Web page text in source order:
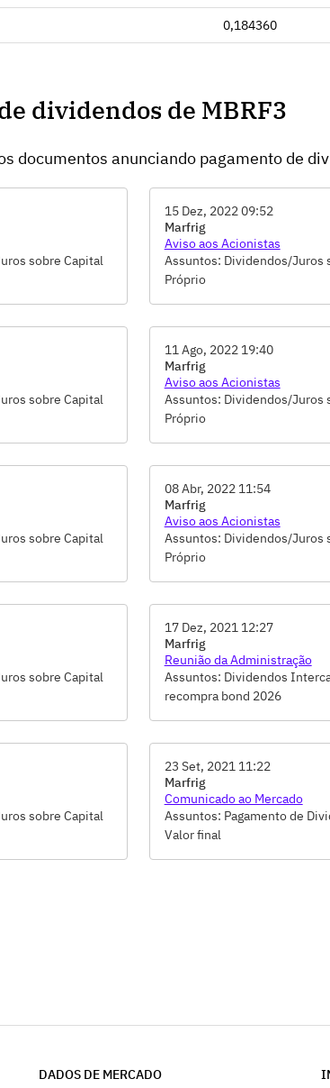
0,184360
dividendos de MBRF3
documentos anunciando pagamento de
sobre Capital
15 Dez, 2022 09:52
Marfrig
Aviso aos Acionistas
Assuntos: Dividendos/Juros
Próprio
sobre Capital
11 Ago, 2022 19:40
Marfrig
Aviso aos Acionistas
Assuntos: Dividendos/Juros
Próprio
sobre Capital
08 Abr, 2022 11:54
Marfrig
Aviso aos Acionistas
Assuntos: Dividendos/Juros
Próprio
sobre Capital
17 Dez, 2021 12:27
Marfrig
Reunião da Administração
Assuntos: Dividendos
recompra bond 2026
sobre Capital
23 Set, 2021 11:22
Marfrig
Comunicado ao Mercado
Assuntos: Pagamento de
Valor final
DADOS DE MERCADO